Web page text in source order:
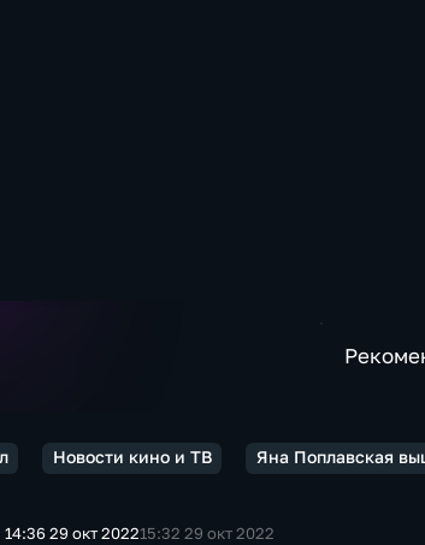
Новости кино и ТВ Яна Поплавская
14:36 29 окт 202215:32 29 окт 2022